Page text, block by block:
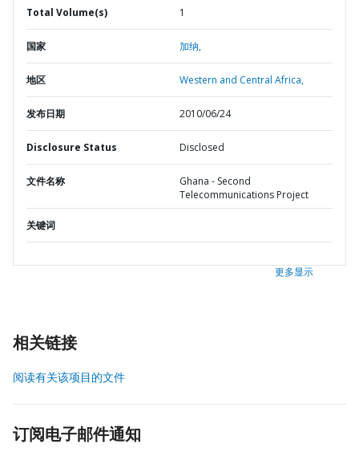
Total Volume(s) 1
国家 加纳,
地区 Western and Central Africa,
发布日期 2010/06/24
Disclosure Status Disclosed
文件名称
Ghana - Second
Telecommunications Project
关键词
更多显示
相关链接
阅读有关该项目的文件
订阅电子邮件通知